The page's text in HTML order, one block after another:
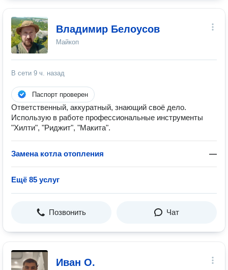
Владимир Белоусов
Майкоп
В сети 9 ч. назад
Паспорт проверен
Ответственный, аккуратный, знающий своё дело.
Использую в работе профессиональные инструменты
"Хилти", "Риджит", "Макита".
Замена котла отопления —
Ещё 85 услуг
Позвонить Чат
Иван О.